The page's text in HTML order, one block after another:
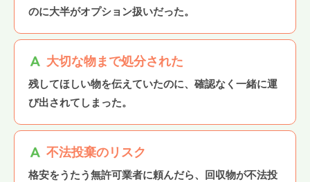
のに大半がオプション扱いだった。
大切な物まで処分された
残してほしい物を伝えていたのに、確認なく一緒に運
び出されてしまった。
不法投棄のリスク
格安をうたう無許可業者に頼んだら、回収物が不法投